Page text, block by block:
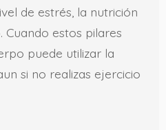
de estrés, la nutrición
Cuando estos pilares
puede utilizar la
si no realizas ejercicio